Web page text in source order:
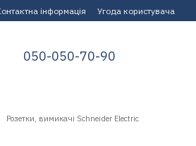
інформація Угода користувача
050-050-70-90
Розетки, вимикачі Schneider Electric